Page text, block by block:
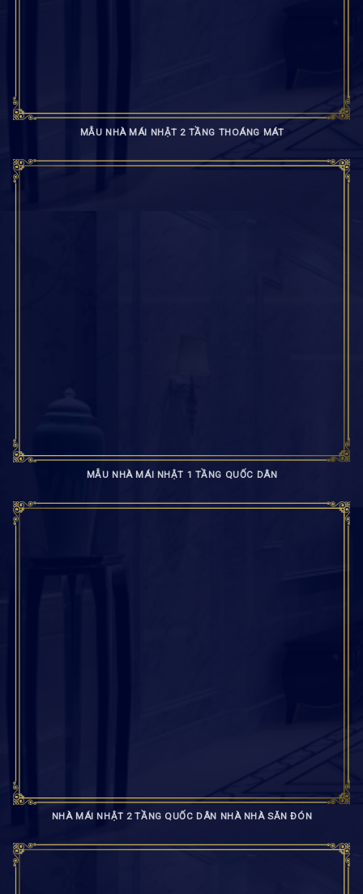
MẪU NHÀ MÁI NHẬT 2 TẦNG THOÁNG MÁT
MẪU NHÀ MÁI NHẬT 1 TẦNG QUỐC DÂN
NHÀ MÁI NHẬT 2 TẦNG QUỐC DÂN NHÀ NHÀ SĂN ĐÓN